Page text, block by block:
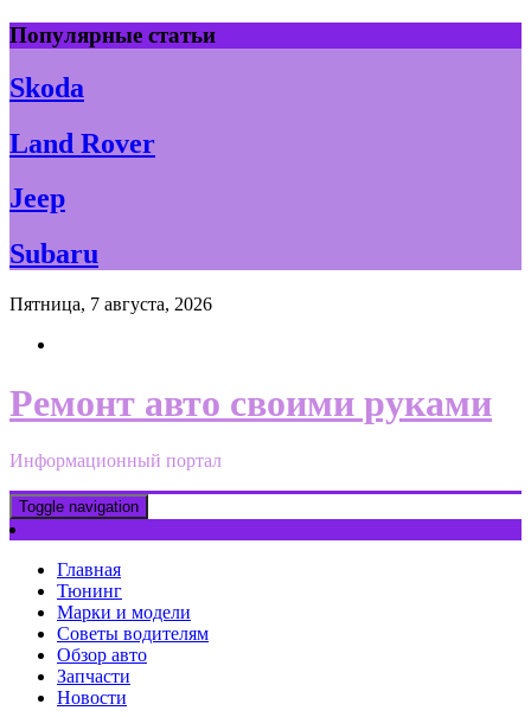
Skip
to
content
Популярные статьи
Skoda
Land Rover
Jeep
Subaru
Пятница, 7 августа, 2026
Ремонт авто своими руками
Информационный портал
Toggle navigation
Главная
Тюнинг
Марки и модели
Советы водителям
Обзор авто
Запчасти
Новости